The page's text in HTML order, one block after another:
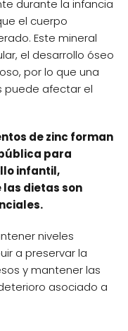
durante la infancia
el cuerpo
Este mineral
el desarrollo óseo
por lo que una
puede afectar el
de zinc forman
para
infantil,
las dietas son
niveles
a preservar la
y mantener las
asociado a